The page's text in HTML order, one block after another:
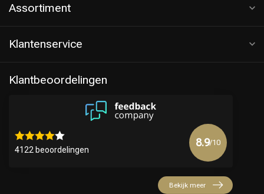
Assortiment
Klantenservice
Klantbeoordelingen
4122 beoordelingen
8.9/10
Bekijk meer